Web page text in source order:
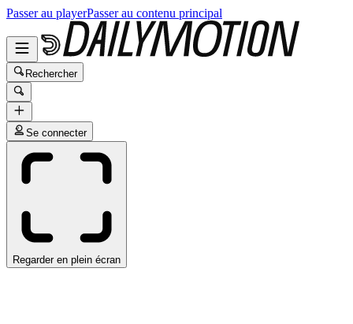
Passer au playerPasser au contenu principal
Rechercher
Se connecter
Regarder en plein écran